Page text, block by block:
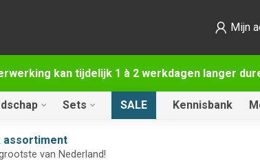
kan tijdelijk 1 à 2 werkdagen langer
Mijn
Sets SALE Kennisbank
assortiment
van Nederland!